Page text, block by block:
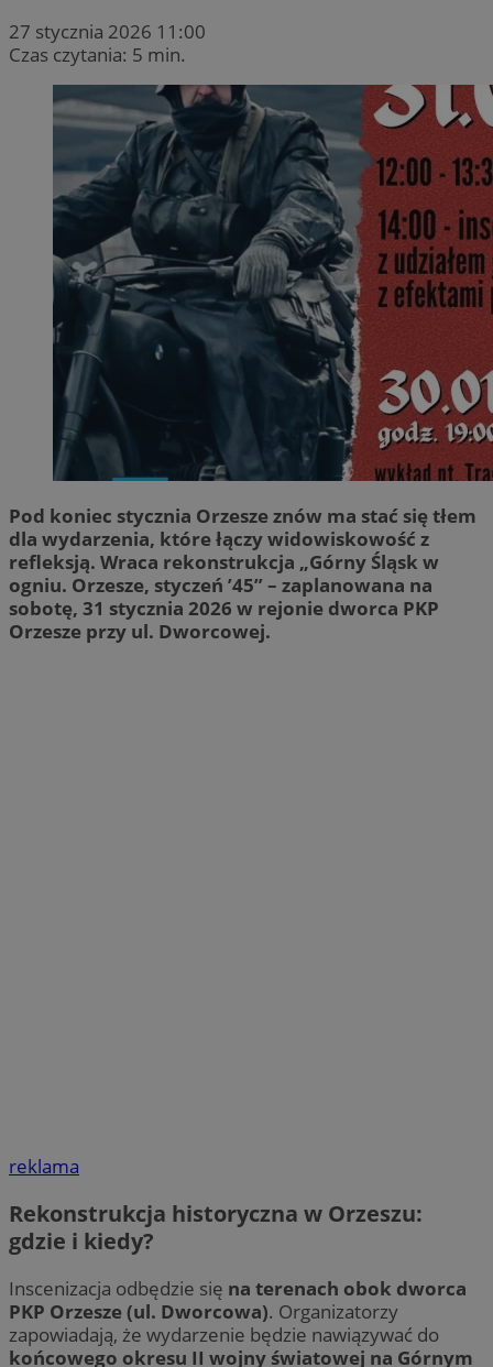
27 stycznia 2026 11:00
Czas czytania: 5 min.
Pod koniec stycznia Orzesze znów ma stać się tłem
dla wydarzenia, które łączy widowiskowość z
refleksją. Wraca rekonstrukcja „Górny Śląsk w
ogniu. Orzesze, styczeń ’45” – zaplanowana na
sobotę, 31 stycznia 2026 w rejonie dworca PKP
Orzesze przy ul. Dworcowej.
reklama
Rekonstrukcja historyczna w Orzeszu:
gdzie i kiedy?
Inscenizacja odbędzie się na terenach obok dworca
PKP Orzesze (ul. Dworcowa). Organizatorzy
zapowiadają, że wydarzenie będzie nawiązywać do
końcowego okresu II wojny światowej na Górnym